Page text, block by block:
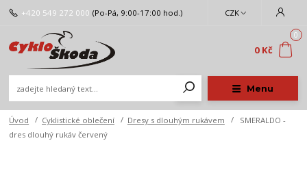
Menu
CZK
+420 549 272 000 (Po-Pá, 9:00-17:00 hod.)
0
0 Kč
Úvod Cyklistické oblečení Dresy s dlouhým rukávem
SMERALDO -
dres dlouhý rukáv červený